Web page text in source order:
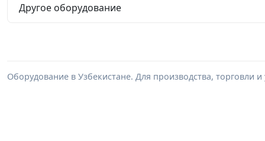
Другое оборудование
Оборудование в Узбекистане. Для производства, торговли